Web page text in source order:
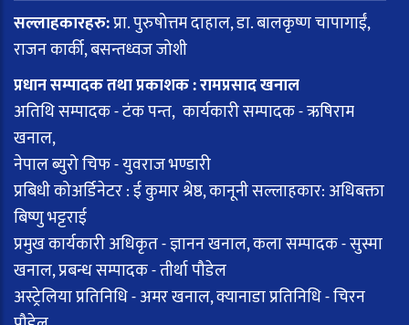
सल्लाहकारहरु:प्रा. पुरुषोत्तम दाहाल, डा. बालकृष्ण चापागाईं,
राजन कार्की, बसन्तध्वज जोशी
प्रधान सम्पादक तथा प्रकाशक : रामप्रसाद खनाल
अतिथि सम्पादक - टंक पन्त, कार्यकारी सम्पादक - ऋषिराम
खनाल,
नेपाल ब्युरो चिफ - युवराज भण्डारी
प्रबिधी कोअर्डिनेटर : ई कुमार श्रेष्ठ, कानूनी सल्लाहकार: अधिबक्ता
बिष्णु भट्टराई
प्रमुख कार्यकारी अधिकृत - ज्ञानन खनाल, कला सम्पादक - सुस्मा
खनाल, प्रबन्ध सम्पादक - तीर्था पौडेल
अस्ट्रेलिया प्रतिनिधि - अमर खनाल, क्यानाडा प्रतिनिधि - चिरन